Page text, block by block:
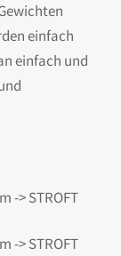
einfach
einfach und
-> STROFT
-> STROFT